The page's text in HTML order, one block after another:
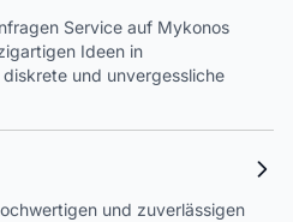
Service auf Mykonos
Ideen in
und unvergessliche
und zuverlässigen